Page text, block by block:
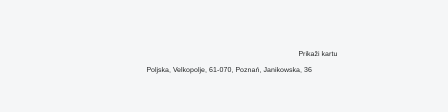
Prikaži kartu
Poljska, Velkopolje, 61-070, Poznań, Janikowska, 36